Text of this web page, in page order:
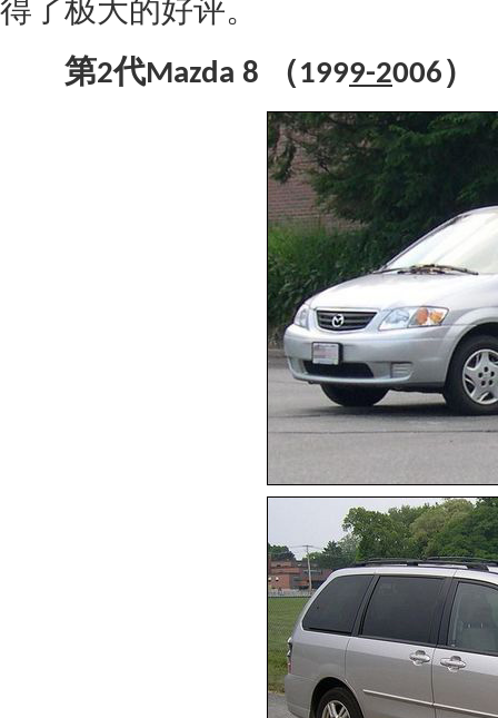
得了极大的好评。
第2代Mazda 8 （1999-2006）